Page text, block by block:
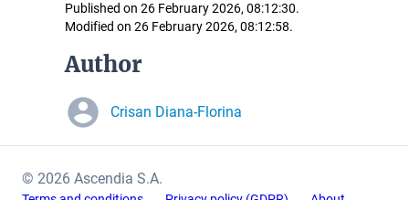
Published on 26 February 2026, 08:12:30.
Modified on 26 February 2026, 08:12:58.
Author
Crisan Diana-Florina
© 2026 Ascendia S.A.